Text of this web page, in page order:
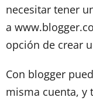
necesitar tener
a
opción de crear
Con blogger
misma cuenta, y